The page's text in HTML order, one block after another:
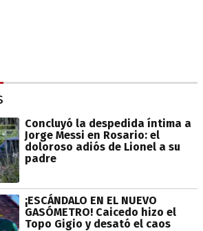
Concluyó la despedida íntima a
Jorge Messi en Rosario: el
doloroso adiós de Lionel a su
padre
¡ESCÁNDALO EN EL NUEVO
GASÓMETRO! Caicedo hizo el
Topo Gigio y desató el caos